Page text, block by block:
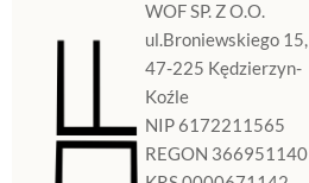
WOF SP. Z O.O.
ul.Broniewskiego 15,
47-225 Kędzierzyn-
Koźle
NIP 6172211565
REGON 366951140